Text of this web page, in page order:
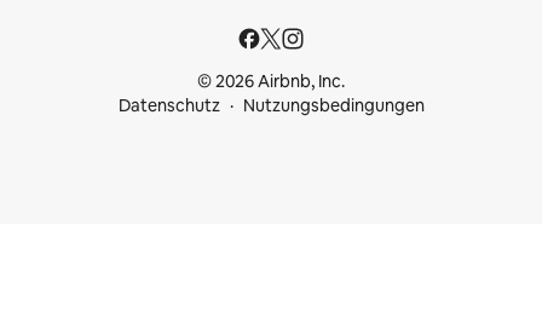
© 2026 Airbnb, Inc.
Datenschutz
Nutzungsbedingungen